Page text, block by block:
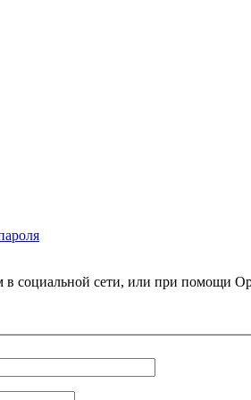
в социальной сети, или при помощи